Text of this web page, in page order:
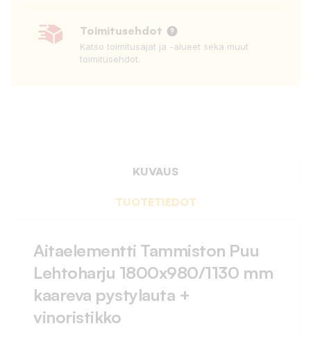
Toimitusehdot
Katso toimitusajat ja -alueet sekä muut
toimitusehdot.
KUVAUS
TUOTETIEDOT
Aitaelementti Tammiston Puu
Lehtoharju 1800x980/1130 mm
kaareva pystylauta +
vinoristikko